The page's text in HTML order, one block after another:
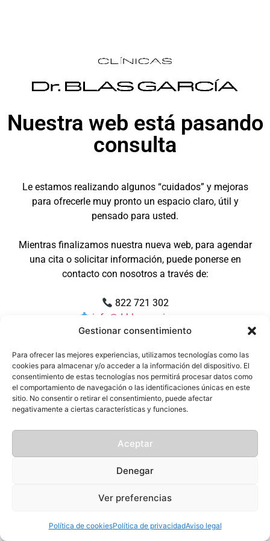
Gestionar consentimiento
Para ofrecer las mejores experiencias, utilizamos tecnologías como las
cookies para almacenar y/o acceder a la información del dispositivo. El
consentimiento de estas tecnologías nos permitirá procesar datos como
el comportamiento de navegación o las identificaciones únicas en este
sitio. No consentir o retirar el consentimiento, puede afectar
negativamente a ciertas características y funciones.
Aceptar
Denegar
Ver preferencias
Política de cookiesPolítica de privacidadAviso legal
Nuestra web está pasando
consulta
Le estamos realizando algunos “cuidados” y mejoras
para ofrecerle muy pronto un espacio claro, útil y
pensado para usted.
Mientras finalizamos nuestra nueva web, para agendar
una cita o solicitar información, puede ponerse en
contacto con nosotros a través de:
822 721 302
info@drblasgarcia.com
nosotros.